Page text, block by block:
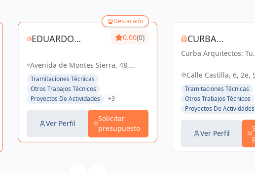
Destacado
EDUARDO
ALBA
0.00(0)
Avenida de Montes Sierra, 48,
Sevilla, España. Planta 1ª. Módulo
4B, España
Tramitaciones Técnicas
Otros Trabajos Técnicos
Proyectos De Actividades
+3
Ver Perfil
Solicitar
presupuesto
CURBA
ARQUITECTOS
Curba Arquitectos: Tu
arquitectura y
experiencia, ofrecemos
servicios integrales que
van desde proyectos
Calle Castilla, 6, 2e,
España, España
Tramitaciones Técnicas
Otros Trabajos Técnicos
Proyectos De Actividades
Ver Perfil